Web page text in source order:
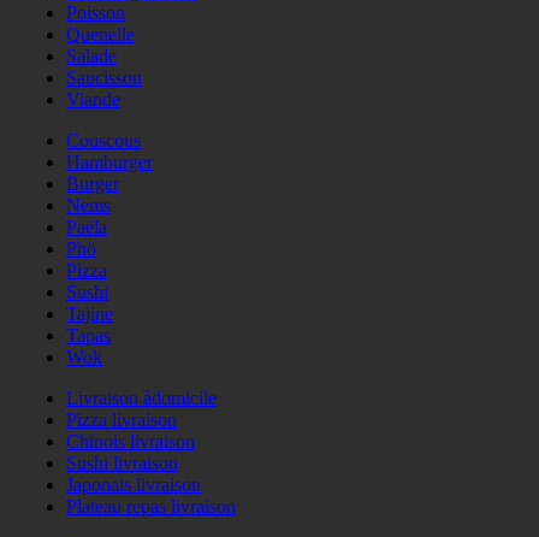
Poisson
Quenelle
Salade
Saucisson
Viande
Couscous
Hamburger
Burger
Nems
Paëla
Phö
Pizza
Sushi
Tajine
Tapas
Wok
Livraison àdomicile
Pizza livraison
Chinois livraison
Sushi livraison
Japonais livraison
Plateau repas livraison